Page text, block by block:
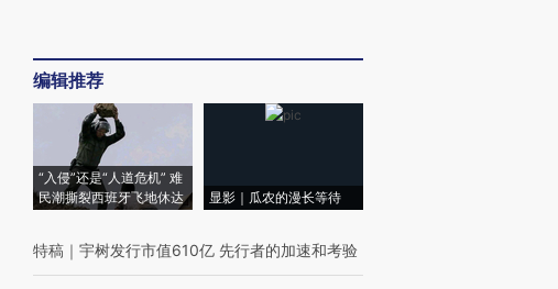
编辑推荐
“入侵”还是“人道危机” 难
民潮撕裂西班牙飞地休达
显影｜瓜农的漫长等待
特稿 ｜ 宇树发行市值610亿 先行者的加速和考验